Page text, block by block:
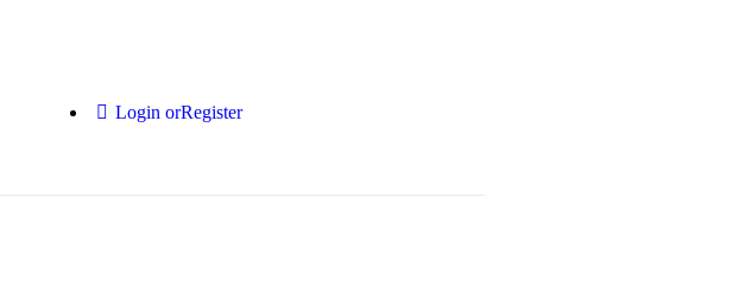
Login orRegister